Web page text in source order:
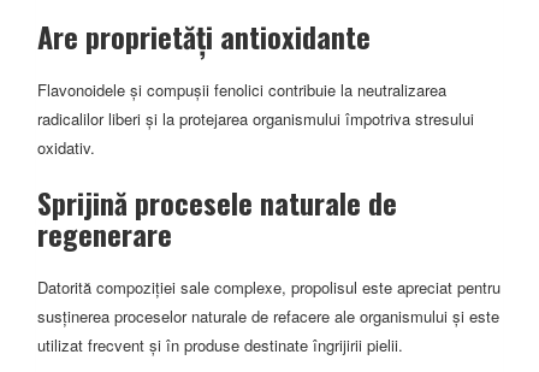
Are proprietăți antioxidante
Flavonoidele și compușii fenolici contribuie la neutralizarea
radicalilor liberi și la protejarea organismului împotriva stresului
oxidativ.
Sprijină procesele naturale de
regenerare
Datorită compoziției sale complexe, propolisul este apreciat pentru
susținerea proceselor naturale de refacere ale organismului și este
utilizat frecvent și în produse destinate îngrijirii pielii.